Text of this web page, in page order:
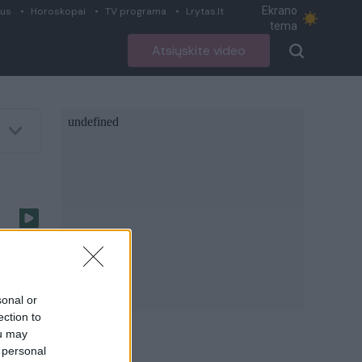
or
to
may
Horoskopai TV programa Lrytas.lt
Ekrano
tema
Atsiųskite video